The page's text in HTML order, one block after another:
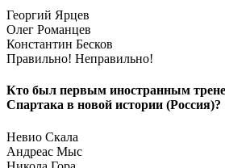
Георгий Ярцев
Олег Романцев
Константин Бесков
Правильно! Неправильно!
Кто был первым иностранным
Спартака в новой истории (Россия)?
Невио Скала
Андреас Мыс